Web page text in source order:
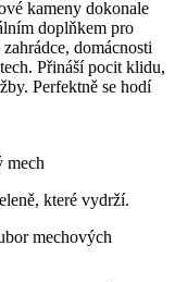
kameny dokonale
doplňkem pro
domácnosti
Přináší pocit klidu,
Perfektně se hodí
mech
které vydrží.
mechových